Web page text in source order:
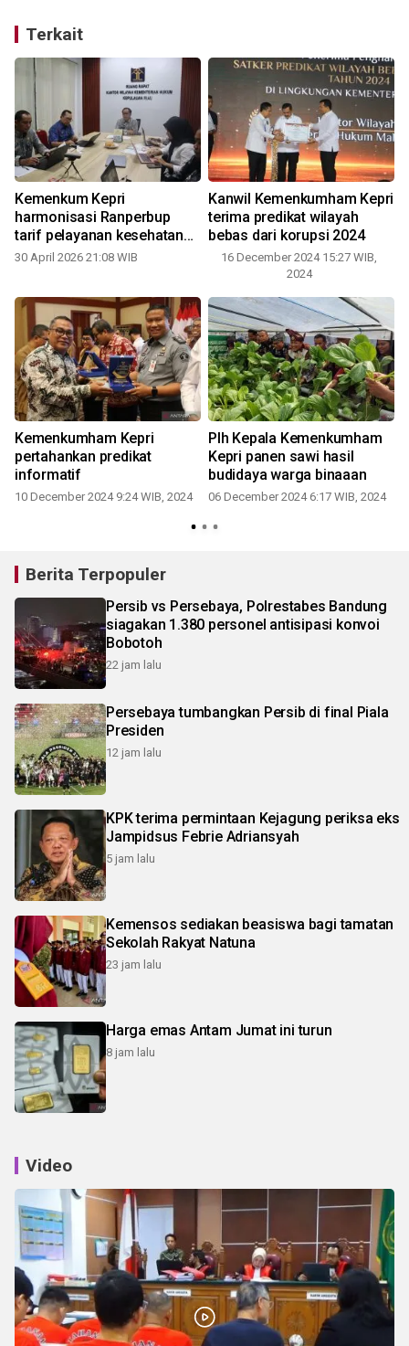
Terkait
Kemenkum Kepri
harmonisasi Ranperbup
tarif pelayanan kesehatan
RSUD Natuna
30 April 2026 21:08 WIB
Kanwil Kemenkumham Kepri
terima predikat wilayah
bebas dari korupsi 2024
16 December 2024 15:27 WIB,
2024
Kemenkumham Kepri
pertahankan predikat
informatif
10 December 2024 9:24 WIB, 2024
Plh Kepala Kemenkumham
Kepri panen sawi hasil
budidaya warga binaaan
06 December 2024 6:17 WIB, 2024
Berita Terpopuler
Persib vs Persebaya, Polrestabes Bandung
siagakan 1.380 personel antisipasi konvoi
Bobotoh
22 jam lalu
Persebaya tumbangkan Persib di final Piala
Presiden
12 jam lalu
KPK terima permintaan Kejagung periksa eks
Jampidsus Febrie Adriansyah
5 jam lalu
Kemensos sediakan beasiswa bagi tamatan
Sekolah Rakyat Natuna
23 jam lalu
Harga emas Antam Jumat ini turun
8 jam lalu
Video